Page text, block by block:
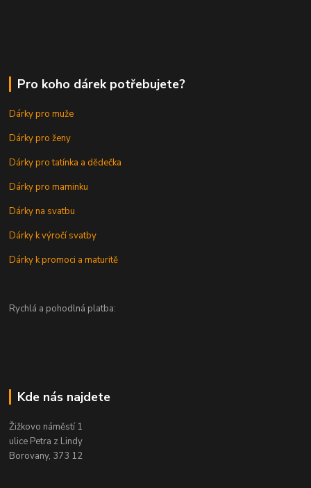
Pro koho dárek potřebujete?
Dárky pro muže
Dárky pro ženy
Dárky pro tatínka a dědečka
Dárky pro maminku
Dárky na svatbu
Dárky k výročí svatby
Dárky k promoci a maturitě
Rychlá a pohodlná platba:
Kde nás najdete
Žižkovo náměstí 1
ulice Petra z Lindy
Borovany, 373 12